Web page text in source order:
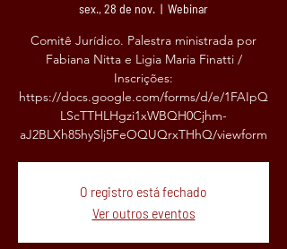
sex., 28 de nov.
  |
Webinar
Comitê Jurídico. Palestra ministrada por
Fabiana Nitta e Ligia Maria Finatti /
Inscrições:
https://docs.google.com/forms/d/e/1FAIpQ
LScTTHLHgzi1xWBQH0Cjhm-
aJ2BLXh85hySlj5FeOQUQrxTHhQ/viewform
O registro está fechado
Ver outros eventos